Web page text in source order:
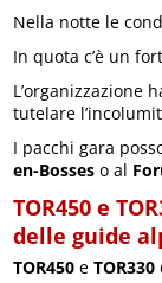
Nella notte le
In quota c’è un
L’organizzazione
tutelare
I pacchi gara
en-Bosses o al
TOR450 e
delle guide
TOR450 eTOR330